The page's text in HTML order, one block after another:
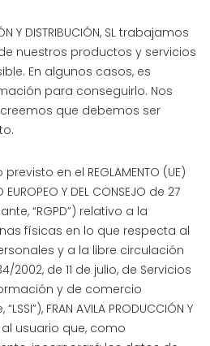
Y DISTRIBUCIÓN, SL trabajamos
nuestros productos y servicios
En algunos casos, es
para conseguirlo. Nos
que debemos ser
en el REGLAMENTO (UE)
EUROPEO Y DEL CONSEJO de 27
“RGPD”) relativo a la
físicas en lo que respecta al
y a la libre circulación
2002, de 11 de julio, de Servicios
y de comercio
FRAN AVILA PRODUCCIÓN Y
al usuario que, como